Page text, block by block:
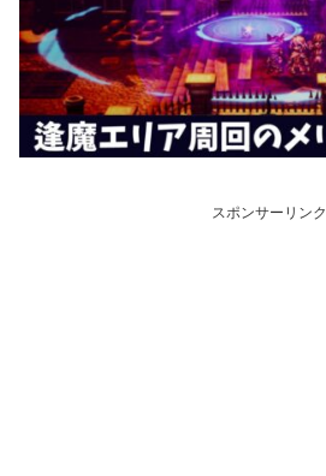
スポンサーリンク